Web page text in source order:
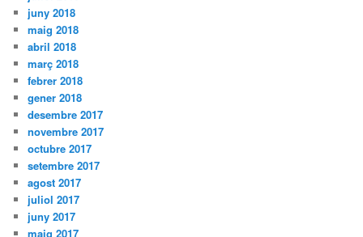
juny 2018
maig 2018
abril 2018
març 2018
febrer 2018
gener 2018
desembre 2017
novembre 2017
octubre 2017
setembre 2017
agost 2017
juliol 2017
juny 2017
maig 2017